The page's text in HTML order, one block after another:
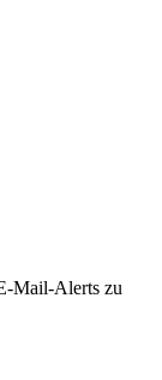
Mail-Alerts zu